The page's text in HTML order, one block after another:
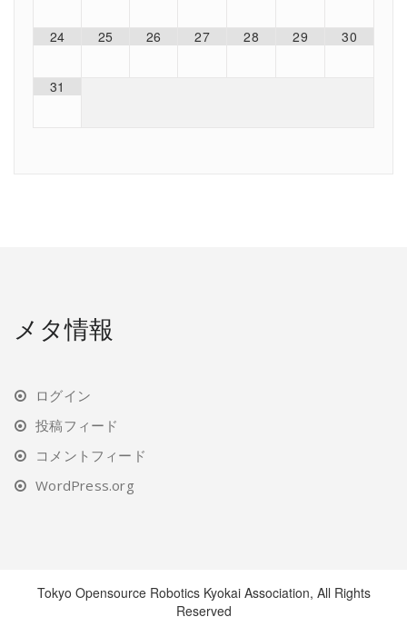
24 25 26 27 28 29 30
31
メタ情報
ログイン
投稿フィード
コメントフィード
WordPress.org
Tokyo Opensource Robotics Kyokai Association, All Rights
Reserved